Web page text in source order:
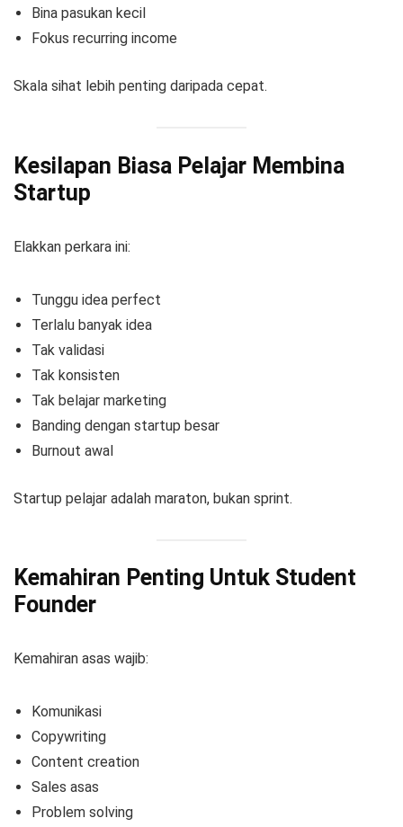
Bina pasukan kecil
Fokus recurring income
Skala sihat lebih penting daripada cepat.
Kesilapan Biasa Pelajar Membina
Startup
Elakkan perkara ini:
Tunggu idea perfect
Terlalu banyak idea
Tak validasi
Tak konsisten
Tak belajar marketing
Banding dengan startup besar
Burnout awal
Startup pelajar adalah maraton, bukan sprint.
Kemahiran Penting Untuk Student
Founder
Kemahiran asas wajib:
Komunikasi
Copywriting
Content creation
Sales asas
Problem solving